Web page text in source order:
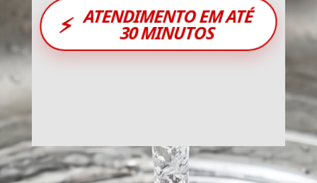
⚡ ATENDIMENTO EM ATÉ
30 MINUTOS